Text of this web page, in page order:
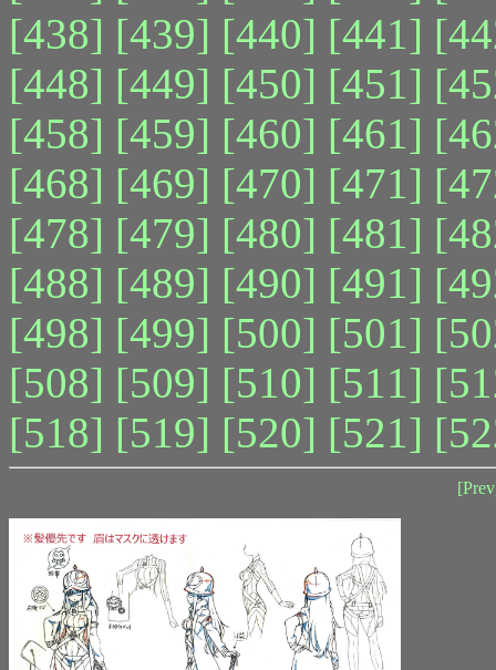
[438] [439] [440] [441]
[448] [449] [450] [451]
[458] [459] [460] [461]
[468] [469] [470] [471]
[478] [479] [480] [481]
[488] [489] [490] [491]
[498] [499] [500] [501]
[508] [509] [510] [511]
[518] [519] [520] [521]